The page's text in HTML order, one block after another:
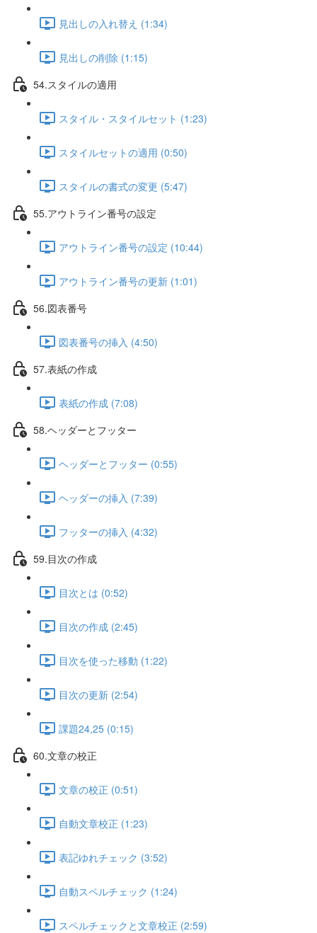
見出しの入れ替え (1:34)
見出しの削除 (1:15)
54.スタイルの適用
スタイル・スタイルセット (1:23)
スタイルセットの適用 (0:50)
スタイルの書式の変更 (5:47)
55.アウトライン番号の設定
アウトライン番号の設定 (10:44)
アウトライン番号の更新 (1:01)
56.図表番号
図表番号の挿入 (4:50)
57.表紙の作成
表紙の作成 (7:08)
58.ヘッダーとフッター
ヘッダーとフッター (0:55)
ヘッダーの挿入 (7:39)
フッターの挿入 (4:32)
59.目次の作成
目次とは (0:52)
目次の作成 (2:45)
目次を使った移動 (1:22)
目次の更新 (2:54)
課題24,25 (0:15)
60.文章の校正
文章の校正 (0:51)
自動文章校正 (1:23)
表記ゆれチェック (3:52)
自動スペルチェック (1:24)
スペルチェックと文章校正 (2:59)